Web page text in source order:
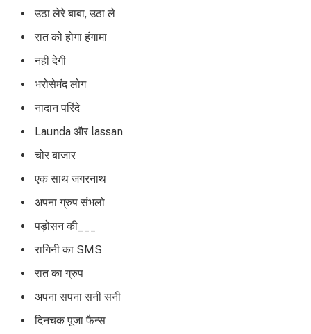
उठा लेरे बाबा, उठा ले
रात को होगा हंगामा
नही देगी
भरोसेमंद लोग
नादान परिंदे
Launda और lassan
चोर बाजार
एक साथ जगरनाथ
अपना ग्रुप संभलो
पड़ोसन की___
रागिनी का SMS
रात का ग्रुप
अपना सपना सनी सनी
दिनचक पूजा फैन्स